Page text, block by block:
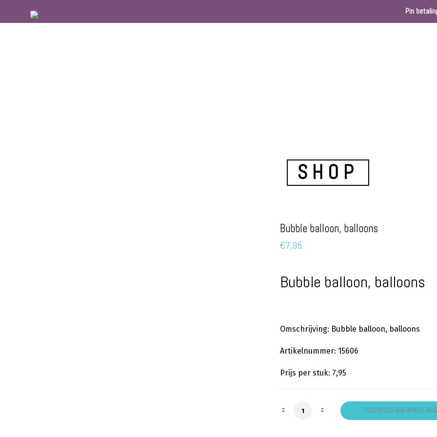
Pin
SHOP
Bubble balloon, balloons
€7,95
Bubble balloon, balloons
Omschrijving: Bubble balloon, balloons
Artikelnummer: 15606
Prijs per stuk: 7,95
Bubble balloon, balloons aantal
TOEVOEGEN AAN